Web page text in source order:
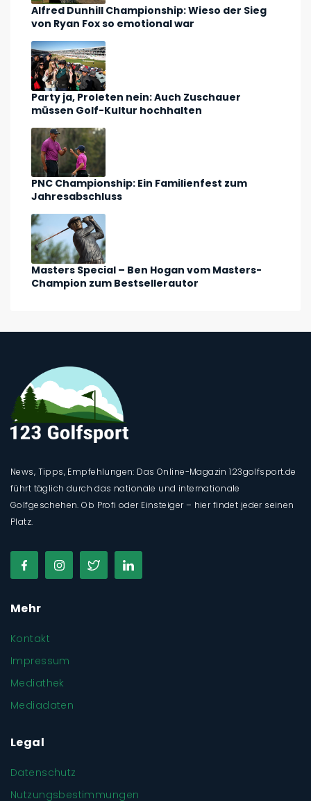
Alfred Dunhill Championship: Wieso der Sieg
von Ryan Fox so emotional war
Party ja, Proleten nein: Auch Zuschauer
müssen Golf-Kultur hochhalten
PNC Championship: Ein Familienfest zum
Jahresabschluss
Masters Special – Ben Hogan vom Masters-
Champion zum Bestsellerautor
News, Tipps, Empfehlungen: Das Online-Magazin 123golfsport.de
führt täglich durch das nationale und internationale
Golfgeschehen. Ob Profi oder Einsteiger – hier findet jeder seinen
Platz.
Mehr
Kontakt
Impressum
Mediathek
Mediadaten
Legal
Datenschutz
Nutzungsbestimmungen